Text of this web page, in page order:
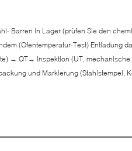
Barren in Lager (prüfen Sie den
(Ofentemperatur-Test) Entladung
→ QT→ Inspektion (UT, mechanische
und Markierung (Stahlstempel,